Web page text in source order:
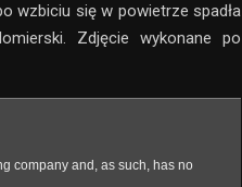
wzbiciu się w powietrze spadła
Zdjęcie wykonane po